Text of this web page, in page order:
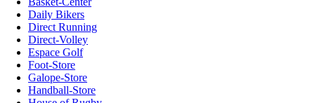
Daily Bikers
Direct Running
Direct-Volley
Espace Golf
Foot-Store
Galope-Store
Handball-Store